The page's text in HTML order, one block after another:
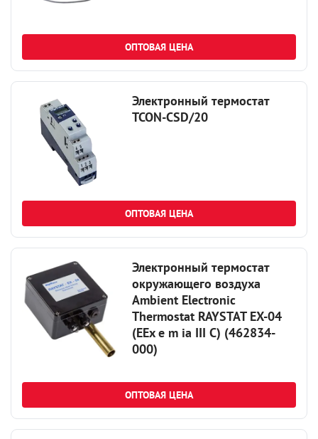
ОПТОВАЯ ЦЕНА
Электронный термостат
TCON-CSD/20
ОПТОВАЯ ЦЕНА
Электронный термостат
окружающего воздуха
Ambient Electronic
Thermostat RAYSTAT EX-04
(EEx e m ia III C) (462834-
000)
ОПТОВАЯ ЦЕНА